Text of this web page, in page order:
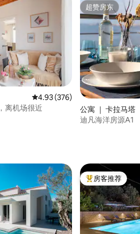
平均评分 4.93 分（满分 5 分）
4.93 (376)
离机场很近
超赞房东
超赞房东
公寓 ｜ 卡拉马塔
迪凡海洋房源A1
热门「房客推荐
房客推荐